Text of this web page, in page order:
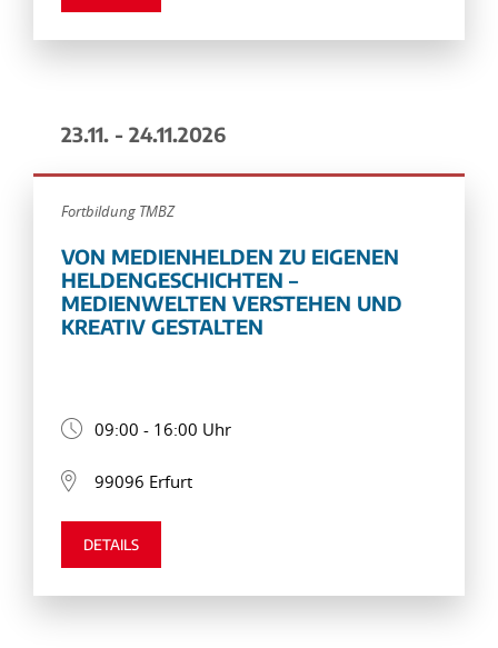
23.11. - 24.11.2026
Fortbildung TMBZ
VON MEDIENHELDEN ZU EIGENEN
HELDENGESCHICHTEN –
MEDIENWELTEN VERSTEHEN UND
KREATIV GESTALTEN
09:00 - 16:00 Uhr
99096 Erfurt
DETAILS